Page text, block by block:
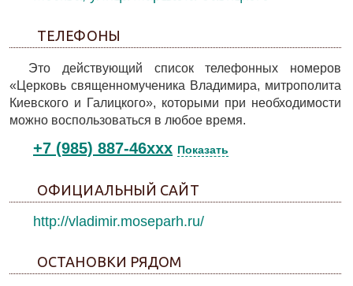
ТЕЛЕФОНЫ
Это действующий список телефонных номеров
«Церковь священномученика Владимира, митрополита
Киевского и Галицкого», которыми при необходимости
можно воспользоваться в любое время.
+7 (985) 887-46xxx Показать
ОФИЦИАЛЬНЫЙ САЙТ
http://vladimir.moseparh.ru/
ОСТАНОВКИ РЯДОМ